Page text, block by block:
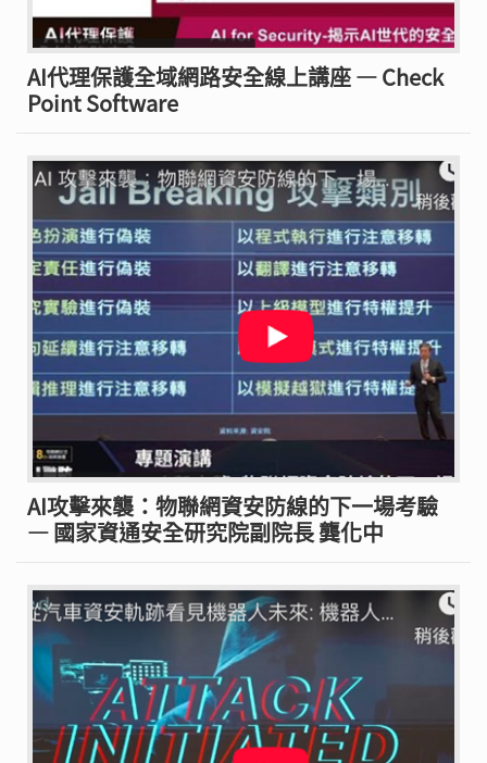
AI代理保護全域網路安全線上講座 — Check
Point Software
AI攻擊來襲：物聯網資安防線的下一場考驗
— 國家資通安全研究院副院長 龔化中